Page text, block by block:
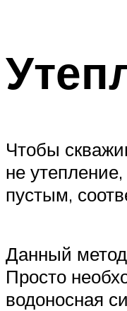
Чтобы
не
пустым,
Данный метод
Просто
водоносная